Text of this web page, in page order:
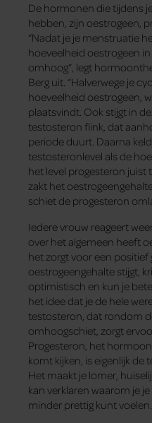
De hormonen die tijdens
hebben, zijn oestrogeen,
“Nadat je je menstruatie
hoeveelheid oestrogeen
omhoog”, legt
Berg uit. “Halverwege je
hoeveelheid oestrogeen,
plaatsvindt. Ook stijgt in
testosteron flink, dat
periode duurt. Daarna
testosteronlevel als de
het level progesteron juist
zakt het
schiet de progesteron
Iedere vrouw reageert
over het algemeen heeft
het zorgt voor een positief
oestrogeengehalte stijgt,
optimistisch en kun je
het idee dat je de hele
testosteron, dat rondom
omhoogschiet, zorgt
Progesteron, het
komt kijken, is eigenlijk de
Het maakt je lomer,
kan verklaren waarom je
minder prettig kunt voelen.